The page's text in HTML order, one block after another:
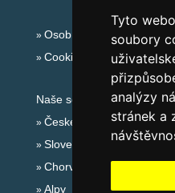
Tyto
soubory
analýzy
stránek a
Osobní údaje
Cookies
Naše servery:
České hory
Slovenské hory
Chorvatsko
Alpy